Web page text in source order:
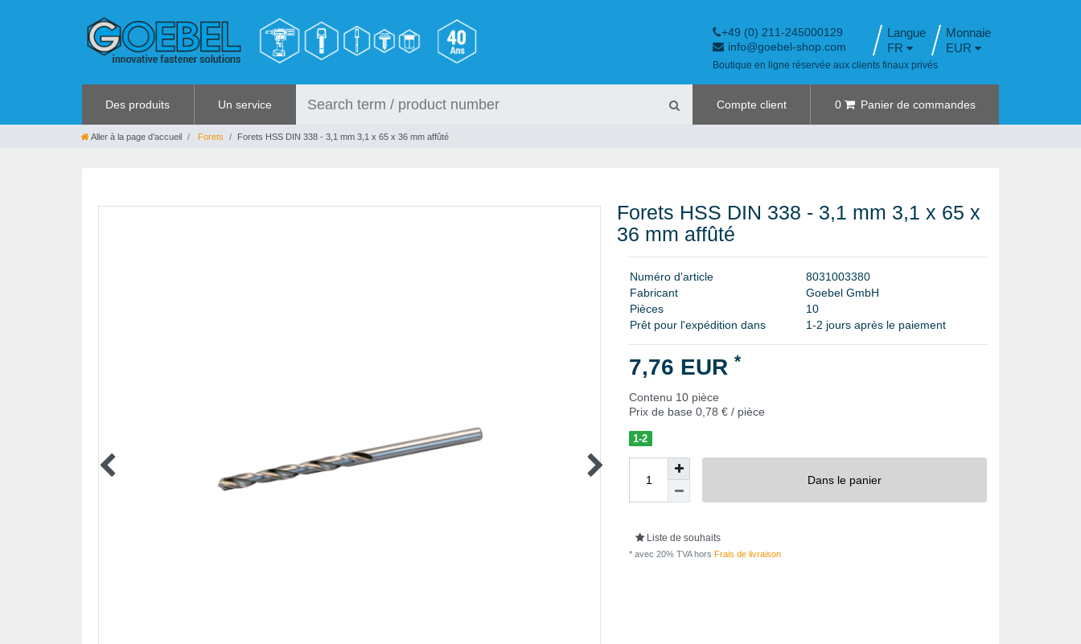
Langue
FR
EUR
+49 (0) 211-245000129
info@goebel-shop.com
Boutique en ligne réservée aux clients finaux privés
Des produits
VIS
ECROUS À SERTIR
Un service
RABAIS
Compte client 0 Panier de commandes
Aller à la page d’accueil Forets Forets HSS DIN 338 - 3,1 mm 3,1 x 65 x 36 mm affûté
Forets HSS DIN 338 - 3,1 mm 3,1 x 65 x
36 mm affûté
Numéro d'article 8031003380
Fabricant Goebel GmbH
Pièces 10
Prêt pour l'expédition dans
1-2 jours après le paiement
7,76 EUR *
Contenu 10 pièce
Prix de base 0,78 € / pièce
1-2
Dans le panier
Liste de souhaits
* avec 20% TVA hors Frais de livraison